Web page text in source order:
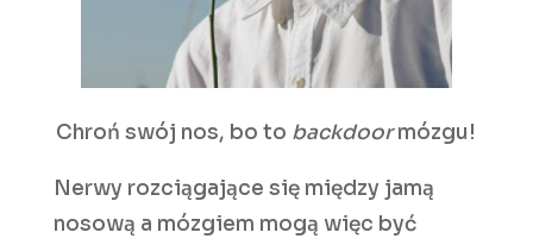
Chroń swój nos, bo to backdoormózgu!
Nerwy rozciągające się między jamą
nosową a mózgiem mogą więc być